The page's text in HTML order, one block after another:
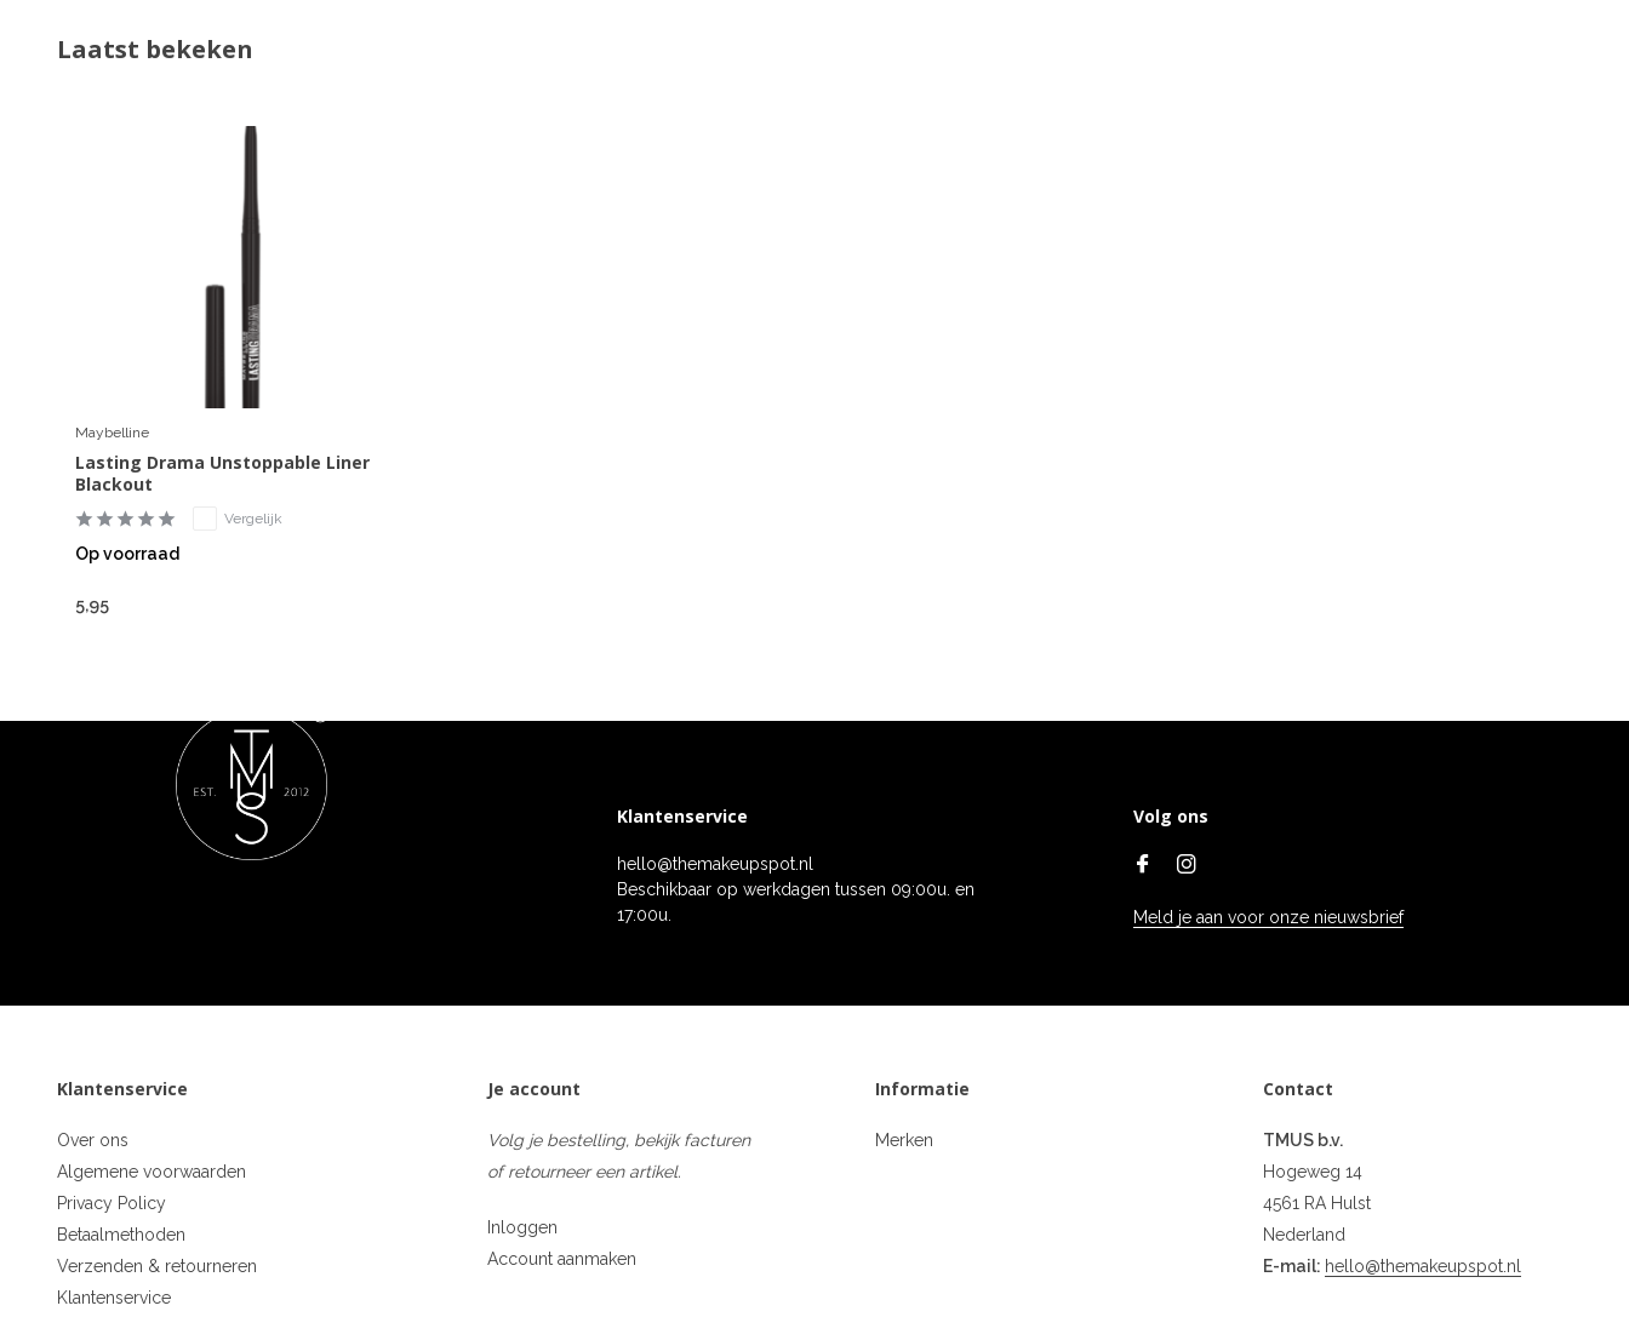
Laatst bekeken
Maybelline
Lasting Drama Unstoppable Liner
Blackout
Vergelijk
Op voorraad
5,95
Klantenservice
hello@themakeupspot.nl
Beschikbaar op werkdagen tussen 09:00u. en
17:00u.
Volg ons
Meld je aan voor onze nieuwsbrief
Klantenservice
Over ons
Algemene voorwaarden
Privacy Policy
Betaalmethoden
Verzenden & retourneren
Klantenservice
Je account
Volg je bestelling, bekijk facturen
of retourneer een artikel.
Inloggen
Account aanmaken
Informatie
Merken
Contact
TMUS b.v.
Hogeweg 14
4561 RA Hulst
Nederland
E-mail: hello@themakeupspot.nl